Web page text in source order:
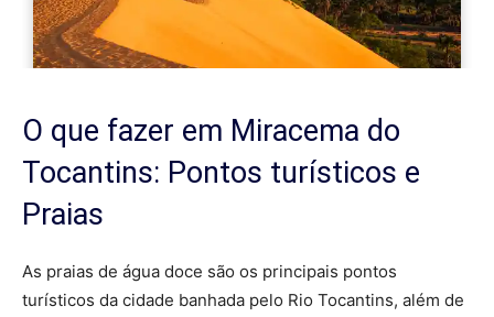
O que fazer em Miracema do
Tocantins: Pontos turísticos e
Praias
As praias de água doce são os principais pontos
turísticos da cidade banhada pelo Rio Tocantins, além de